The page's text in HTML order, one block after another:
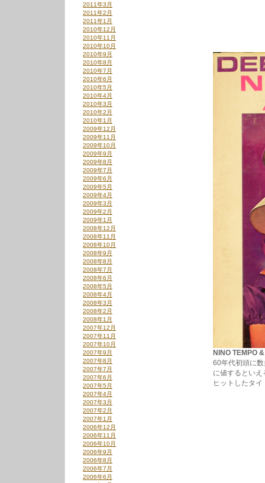
NINO TEMPO
60年代初頭に
に値するとい
ヒットしたタ
2011年3月
2011年2月
2011年1月
2010年12月
2010年11月
2010年10月
2010年9月
2010年8月
2010年7月
2010年6月
2010年5月
2010年4月
2010年3月
2010年2月
2010年1月
2009年12月
2009年11月
2009年10月
2009年9月
2009年8月
2009年7月
2009年6月
2009年5月
2009年4月
2009年3月
2009年2月
2009年1月
2008年12月
2008年11月
2008年10月
2008年9月
2008年8月
2008年7月
2008年6月
2008年5月
2008年4月
2008年3月
2008年2月
2008年1月
2007年12月
2007年11月
2007年10月
2007年9月
2007年8月
2007年7月
2007年6月
2007年5月
2007年4月
2007年3月
2007年2月
2007年1月
2006年12月
2006年11月
2006年10月
2006年9月
2006年8月
2006年7月
2006年6月